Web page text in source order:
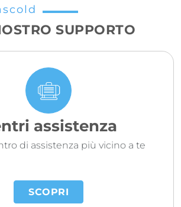
SUPPORTO
assistenza
di assistenza più vicino a te
SCOPRI